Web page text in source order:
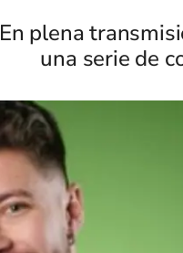
En plena
una serie de